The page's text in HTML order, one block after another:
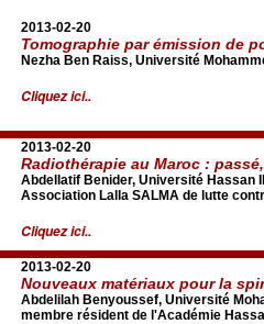
2013-02-20
Tomographie par émission de
Nezha Ben Raiss, Université
Cliquez ici..
2013-02-20
Radiothérapie au Maroc :
Abdellatif Benider, Université Hassan
Association Lalla SALMA de lutte
Cliquez ici..
2013-02-20
Nouveaux matériaux pour la
Abdelilah Benyoussef, Université
membre résident de l'Académie